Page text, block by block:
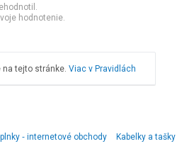
hodnotenie.
tejto stránke. Viac v Pravidlách
‑ internetové obchody Kabelky a